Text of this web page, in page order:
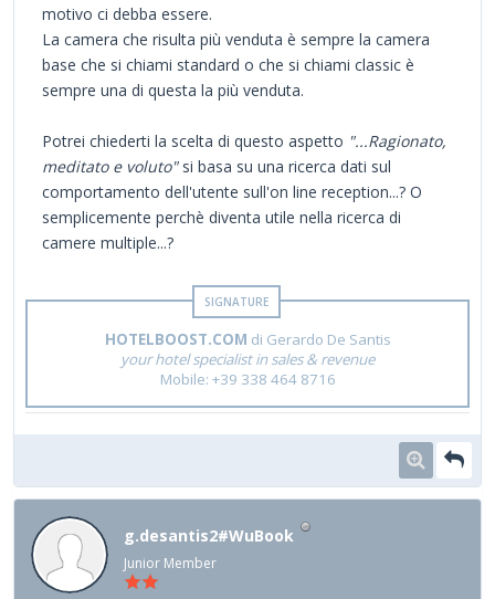
motivo ci debba essere.
La camera che risulta più venduta è sempre la camera
base che si chiami standard o che si chiami classic è
sempre una di questa la più venduta.
Potrei chiederti la scelta di questo aspetto "...Ragionato,
meditato e voluto" si basa su una ricerca dati sul
comportamento dell'utente sull'on line reception...? O
semplicemente perchè diventa utile nella ricerca di
camere multiple...?
HOTELBOOST.COM di Gerardo De Santis
your hotel specialist in sales & revenue
Mobile: +39 338 464 8716
g.desantis2#WuBook
Junior Member